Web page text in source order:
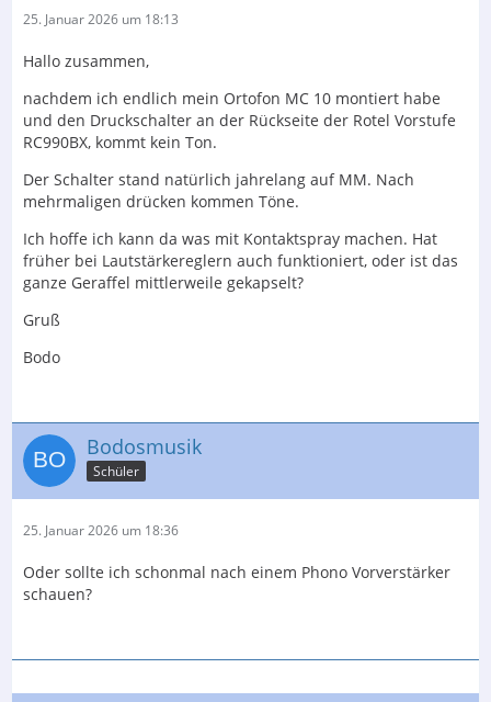
25. Januar 2026 um 18:13
Hallo zusammen,
nachdem ich endlich mein Ortofon MC 10 montiert habe
und den Druckschalter an der Rückseite der Rotel Vorstufe
RC990BX, kommt kein Ton.
Der Schalter stand natürlich jahrelang auf MM. Nach
mehrmaligen drücken kommen Töne.
Ich hoffe ich kann da was mit Kontaktspray machen. Hat
früher bei Lautstärkereglern auch funktioniert, oder ist das
ganze Geraffel mittlerweile gekapselt?
Gruß
Bodo
Bodosmusik
Schüler
25. Januar 2026 um 18:36
Oder sollte ich schonmal nach einem Phono Vorverstärker
schauen?